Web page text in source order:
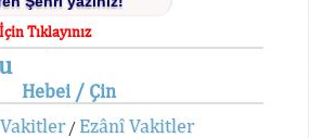
Tıklayınız
Hebei / Çin
/ Ezânî Vakitler